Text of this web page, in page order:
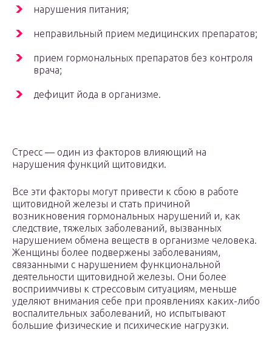
нарушения питания;
неправильный прием медицинских препаратов;
прием гормональных препаратов без контроля
врача;
дефицит йода в организме.
Стресс — один из факторов влияющий на
нарушения функций щитовидки.
Все эти факторы могут привести к сбою в работе
щитовидной железы и стать причиной
возникновения гормональных нарушений и, как
следствие, тяжелых заболеваний, вызванных
нарушением обмена веществ в организме человека.
Женщины более подвержены заболеваниям,
связанными с нарушением функциональной
деятельности щитовидной железы. Они более
восприимчивы к стрессовым ситуациям, меньше
уделяют внимания себе при проявлениях каких-либо
воспалительных заболеваний, но испытывают
большие физические и психические нагрузки.